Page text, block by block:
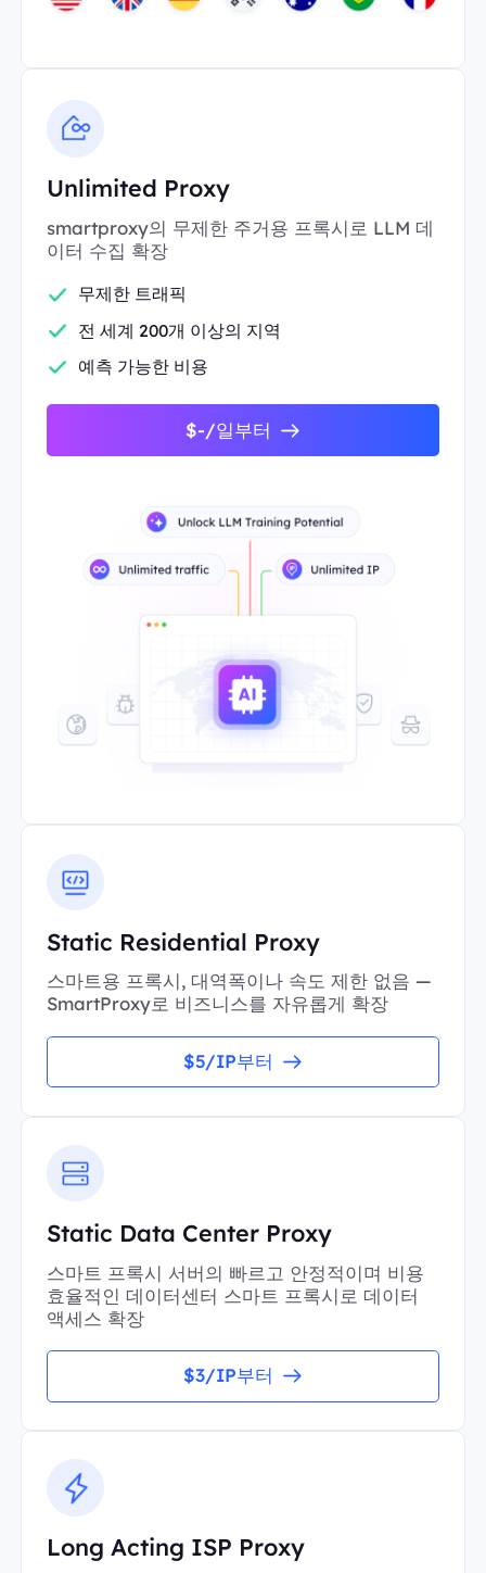
Unlimited Proxy
smartproxy의 무제한 주거용 프록시로 LLM 데
이터 수집 확장
무제한 트래픽
전 세계 200개 이상의 지역
예측 가능한 비용
$-/일부터
Static Residential Proxy
스마트용 프록시, 대역폭이나 속도 제한 없음 —
SmartProxy로 비즈니스를 자유롭게 확장
$5/IP부터
Static Data Center Proxy
스마트 프록시 서버의 빠르고 안정적이며 비용
효율적인 데이터센터 스마트 프록시로 데이터
액세스 확장
$3/IP부터
Long Acting ISP Proxy